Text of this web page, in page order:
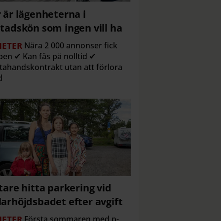
är lägenheterna i
som ingen vill ha
Nära 2 000 annonser fick
✔ Kan fås på nolltid ✔
utan att förlora
hitta parkering vid
efter avgift